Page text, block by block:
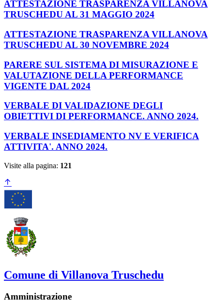
ATTESTAZIONE TRASPARENZA VILLANOVA
TRUSCHEDU AL 31 MAGGIO 2024
ATTESTAZIONE TRASPARENZA VILLANOVA
TRUSCHEDU AL 30 NOVEMBRE 2024
PARERE SUL SISTEMA DI MISURAZIONE E
VALUTAZIONE DELLA PERFORMANCE
VIGENTE DAL 2024
VERBALE DI VALIDAZIONE DEGLI
OBIETTIVI DI PERFORMANCE. ANNO 2024.
VERBALE INSEDIAMENTO NV E VERIFICA
ATTIVITA'. ANNO 2024.
Visite alla pagina: 121
Comune di Villanova Truschedu
Amministrazione